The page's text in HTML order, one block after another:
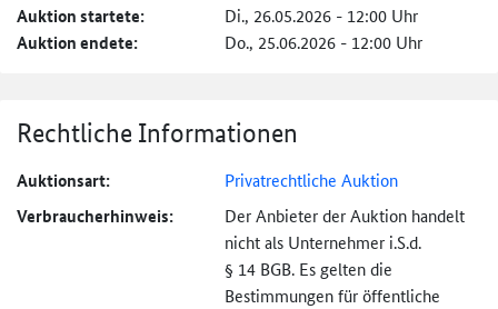
Auktion startete: Di., 26.05.2026 - 12:00 Uhr
Auktion endete: Do., 25.06.2026 - 12:00 Uhr
Rechtliche Informationen
Auktionsart: Privatrechtliche Auktion
Verbraucher­hinweis:
Der Anbieter der Auktion handelt
nicht als Unternehmer i.S.d.
§ 14 BGB. Es gelten die
Bestimmungen für öffentliche